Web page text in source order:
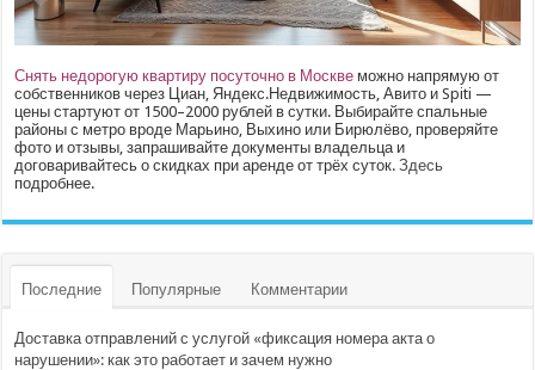
Снять недорогую квартиру посуточно в Москве можно напрямую от
собственников через Циан, Яндекс.Недвижимость, Авито и Spiti —
цены стартуют от 1500–2000 рублей в сутки. Выбирайте спальные
районы с метро вроде Марьино, Выхино или Бирюлёво, проверяйте
фото и отзывы, запрашивайте документы владельца и
договаривайтесь о скидках при аренде от трёх суток.Здесь
подробнее.
Последние Популярные Комментарии
Доставка отправлений с услугой «фиксация номера акта о
нарушении»: как это работает и зачем нужно